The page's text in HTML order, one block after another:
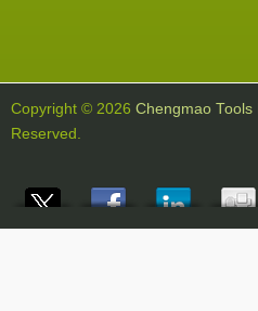
Copyright © 2026 Chengmao Tools
Reserved.